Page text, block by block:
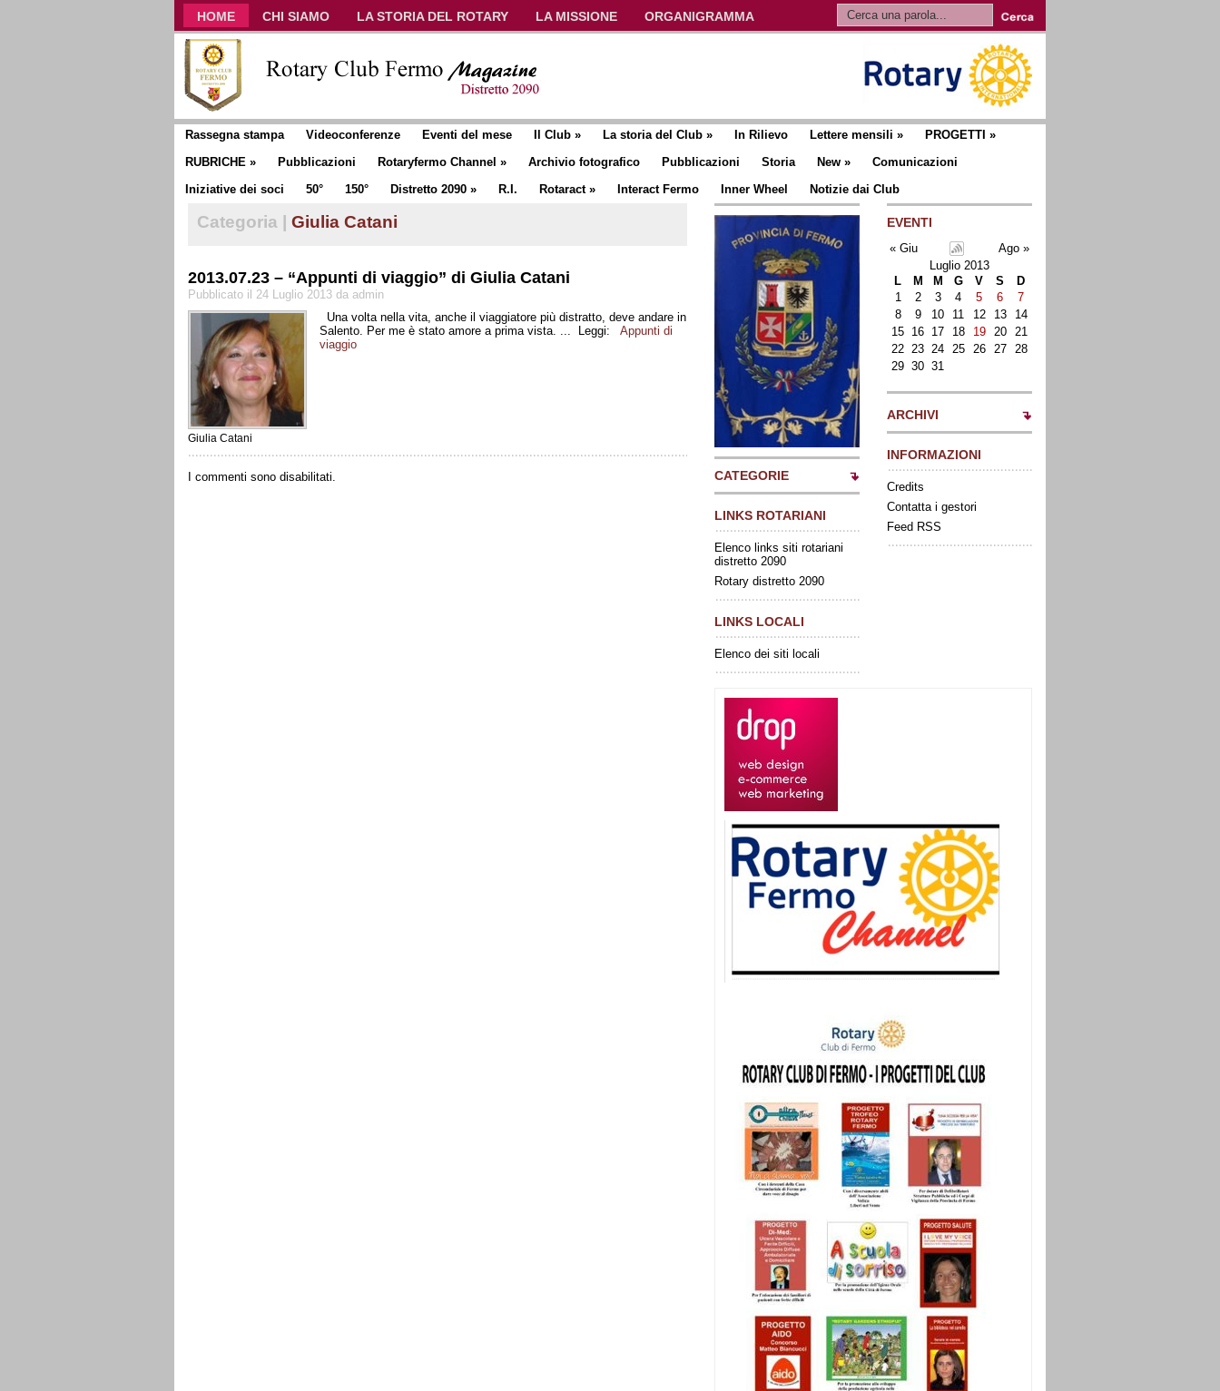
HOME CHI SIAMO LA STORIA DEL ROTARY LA MISSIONE
ORGANIGRAMMA
CLUB COMMUNICATOR
Rassegna stampa Videoconferenze Eventi del mese Il Club » La storia del Club » In Rilievo Lettere mensili » PROGETTI »
RUBRICHE » Pubblicazioni Rotaryfermo Channel » Archivio fotografico Pubblicazioni Storia New »
Comunicazioni
Iniziative dei soci
50° 150° Distretto 2090 » R.I. Rotaract» Interact Fermo Inner Wheel Notizie dai Club
Categoria | Giulia Catani
2013.07.23 – “Appunti di viaggio” di Giulia Catani
Pubblicato il 24 Luglio 2013 da admin
Giulia Catani
Una volta nella vita, anche il viaggiatore più distratto, deve andare in
Salento. Per me è stato amore a prima vista. ... Leggi: Appunti di
viaggio
I commenti sono disabilitati. CATEGORIE
LINKS ROTARIANI
Elenco links siti rotariani
distretto 2090
Rotary distretto 2090
LINKS LOCALI
Elenco dei siti locali
EVENTI
« Giu
Ago »
Luglio 2013
L
M M G V S
D
1
2 3 4 5 6
7
8
9 10 11 12 13
14
15 16 17 18 19 20
21
22 23 24 25 26 27
28
29 30 31
ARCHIVI
INFORMAZIONI
Credits
Contatta i gestori
Feed RSS